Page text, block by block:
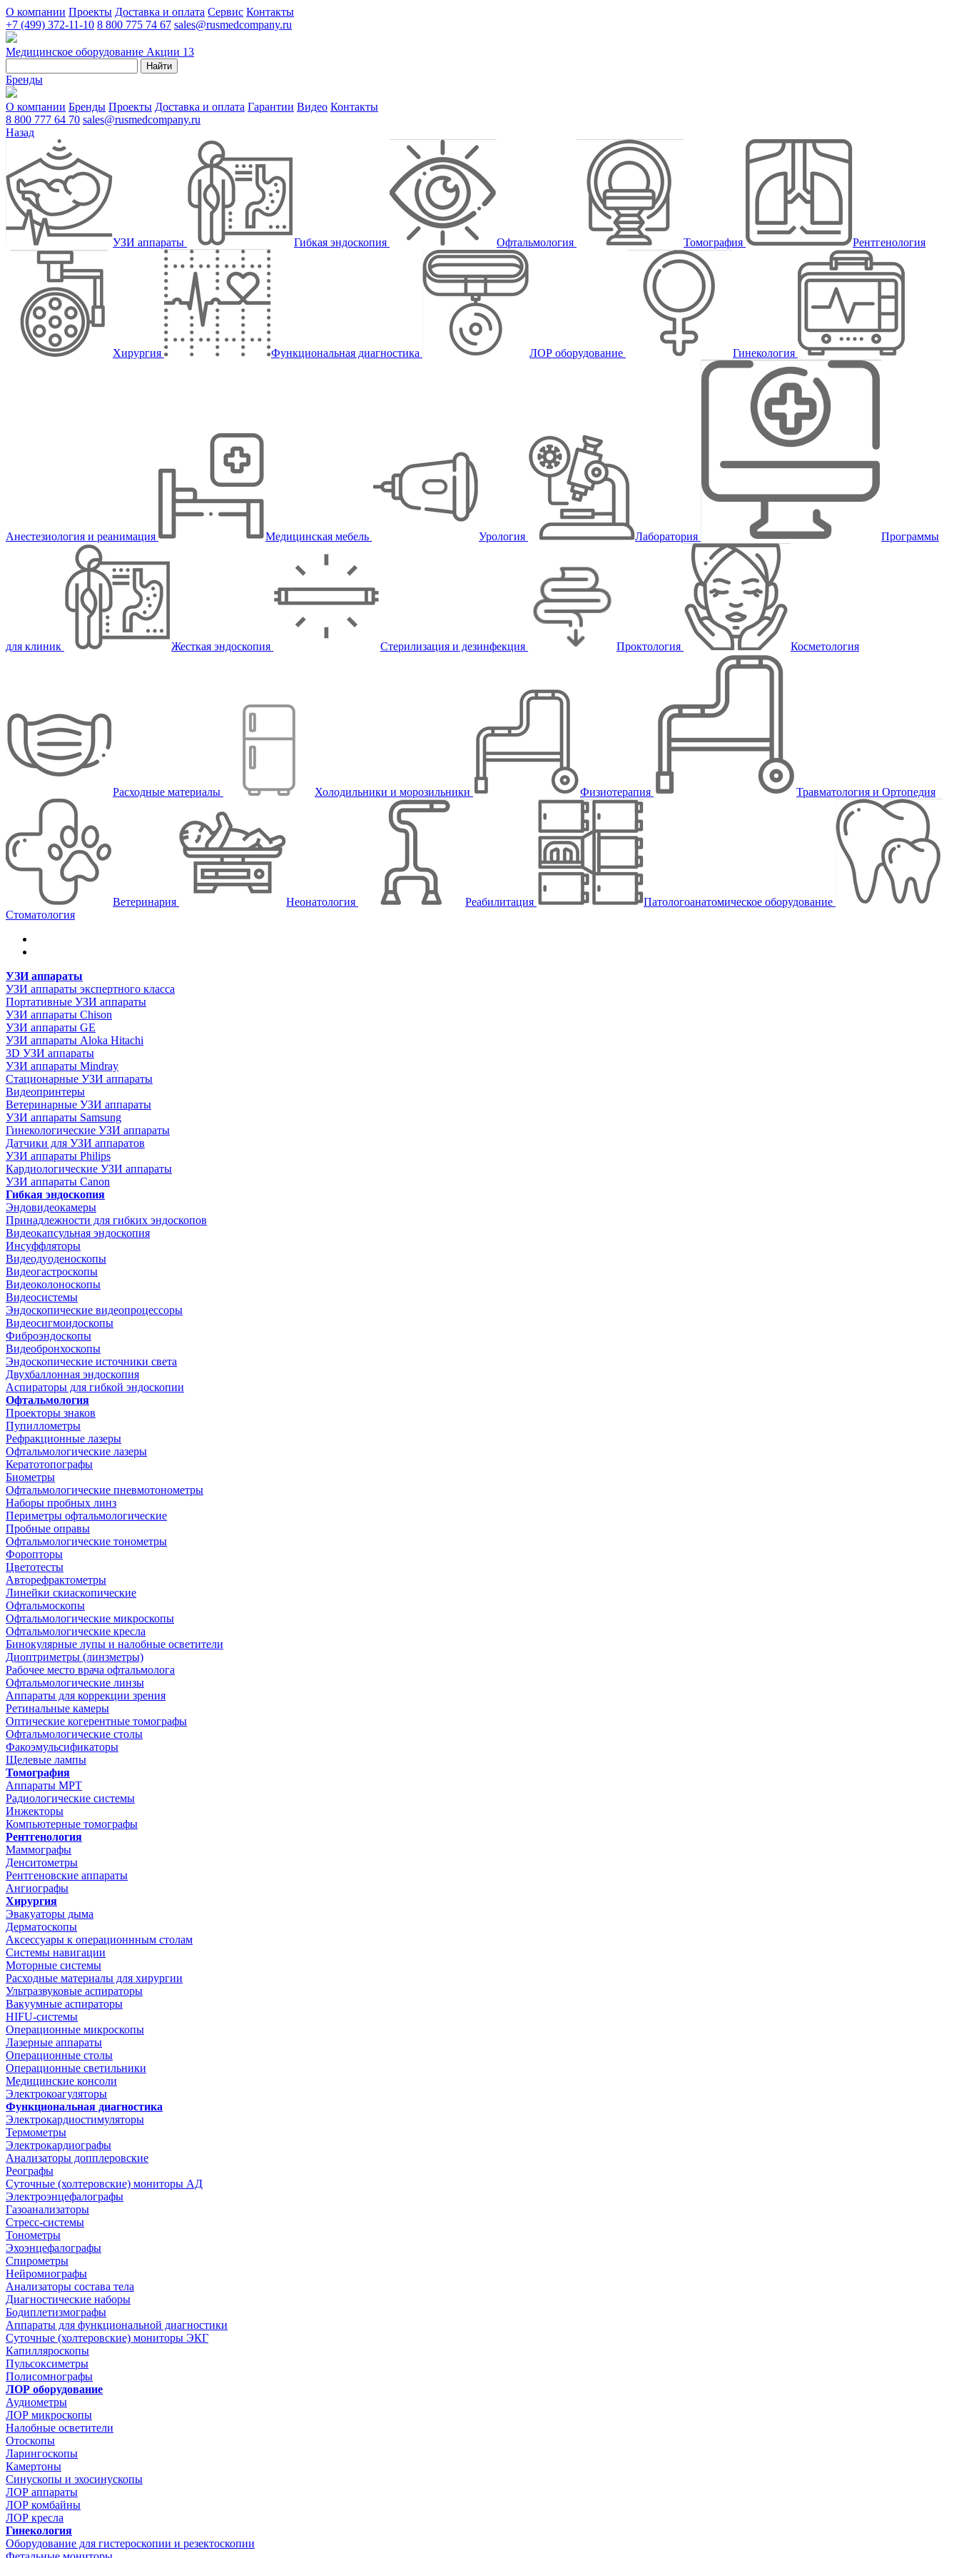
О компании Проекты Доставка и оплата Сервис Контакты
+7 (499) 372-11-10 8 800 775 74 67 sales@rusmedcompany.ru
Медицинское оборудование Акции 13
Найти
Бренды
О компании Бренды Проекты Доставка и оплата Гарантии Видео Контакты
8 800 777 64 70 sales@rusmedcompany.ru
Назад
УЗИ аппараты Гибкая эндоскопия Офтальмология Томография Рентгенология
Хирургия Функциональная диагностика ЛОР оборудование Гинекология
Анестезиология и реанимация Медицинская мебель Урология Лаборатория Программы
для клиник Жесткая эндоскопия Стерилизация и дезинфекция Проктология Косметология
Расходные материалы Холодильники и морозильники Физиотерапия Травматология и Ортопедия
Ветеринария Неонатология Реабилитация
Патологоанатомическое оборудование
Стоматология
УЗИ аппараты
УЗИ аппараты экспертного класса
Портативные УЗИ аппараты
УЗИ аппараты Chison
УЗИ аппараты GE
УЗИ аппараты Aloka Hitachi
3D УЗИ аппараты
УЗИ аппараты Mindray
Стационарные УЗИ аппараты
Видеопринтеры
Ветеринарные УЗИ аппараты
УЗИ аппараты Samsung
Гинекологические УЗИ аппараты
Датчики для УЗИ аппаратов
УЗИ аппараты Philips
Кардиологические УЗИ аппараты
УЗИ аппараты Canon
Гибкая эндоскопия
Эндовидеокамеры
Принадлежности для гибких эндоскопов
Видеокапсульная эндоскопия
Инсуффляторы
Видеодуоденоскопы
Видеогастроскопы
Видеоколоноскопы
Видеосистемы
Эндоскопические видеопроцессоры
Видеосигмоидоскопы
Фиброэндоскопы
Видеобронхоскопы
Эндоскопические источники света
Двухбаллонная эндоскопия
Аспираторы для гибкой эндоскопии
Офтальмология
Проекторы знаков
Пупиллометры
Рефракционные лазеры
Офтальмологические лазеры
Кератотопографы
Биометры
Офтальмологические пневмотонометры
Наборы пробных линз
Периметры офтальмологические
Пробные оправы
Офтальмологические тонометры
Форопторы
Цветотесты
Авторефрактометры
Линейки скиаскопические
Офтальмоскопы
Офтальмологические микроскопы
Офтальмологические кресла
Бинокулярные лупы и налобные осветители
Диоптриметры (линзметры)
Рабочее место врача офтальмолога
Офтальмологические линзы
Аппараты для коррекции зрения
Ретинальные камеры
Оптические когерентные томографы
Офтальмологические столы
Факоэмульсификаторы
Щелевые лампы
Томография
Аппараты МРТ
Радиологические системы
Инжекторы
Компьютерные томографы
Рентгенология
Маммографы
Денситометры
Рентгеновские аппараты
Ангиографы
Хирургия
Эвакуаторы дыма
Дерматоскопы
Аксессуары к операционнным столам
Системы навигации
Моторные системы
Расходные материалы для хирургии
Ультразвуковые аспираторы
Вакуумные аспираторы
HIFU-системы
Операционные микроскопы
Лазерные аппараты
Операционные столы
Операционные светильники
Медицинские консоли
Электрокоагуляторы
Функциональная диагностика
Электрокардиостимуляторы
Термометры
Электрокардиографы
Анализаторы допплеровские
Реографы
Суточные (холтеровские) мониторы АД
Электроэнцефалографы
Газоанализаторы
Стресс-системы
Тонометры
Эхоэнцефалографы
Спирометры
Нейромиографы
Анализаторы состава тела
Диагностические наборы
Бодиплетизмографы
Аппараты для функциональной диагностики
Суточные (холтеровские) мониторы ЭКГ
Капилляроскопы
Пульсоксиметры
Полисомнографы
ЛОР оборудование
Аудиометры
ЛОР микроскопы
Налобные осветители
Отоскопы
Ларингоскопы
Камертоны
Синускопы и эхосинускопы
ЛОР аппараты
ЛОР комбайны
ЛОР кресла
Гинекология
Оборудование для гистероскопии и резектоскопии